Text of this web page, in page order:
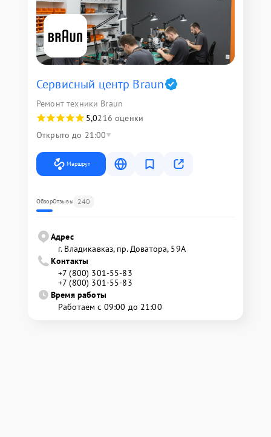
Сервисный центр Braun
Ремонт техники Braun
5,0216 оценки
Открыто до 21:00
Маршрут
ОбзорОтзывы 240
Адрес
г. Владикавказ, пр. Доватора, 59А
Контакты
+7 (800) 301-55-83
+7 (800) 301-55-83
Время работы
Работаем с 09:00 до 21:00